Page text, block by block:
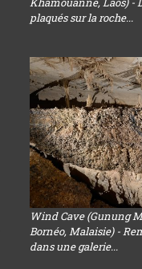
plaqués sur la roche...
Wind Cave (Gunung
Bornéo, Malaisie) -
dans une galerie...